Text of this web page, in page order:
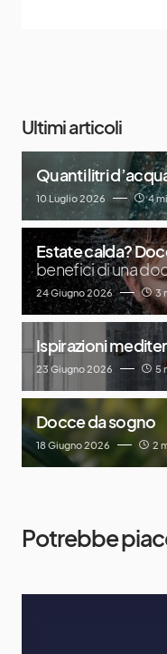
Ultimi articoli
Quanti litri
10 Luglio 2026 4
Estate calda?
benefici di una
24 Giugno 2026 3
Ispirazioni
23 Giugno 2026 5
Docce da sogno
18 Giugno 2026 2
Potrebbe